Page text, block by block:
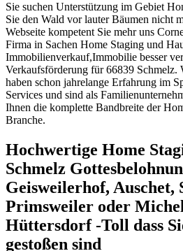
Sie suchen Unterstützung im Gebiet
Sie den Wald vor lauter Bäumen nicht
Webseite kompetent Sie mehr uns
Firma in Sachen Home Staging und
Immobilienverkauf,Immobilie besser
Verkaufsförderung für 66839
haben schon jahrelange Erfahrung im
Services und sind als
Ihnen die komplette Bandbreite der
Branche.
Hochwertige Home
Schmelz
Geisweilerhof, Auschet,
Primsweiler oder
Hüttersdorf -Toll dass
gestoßen sind